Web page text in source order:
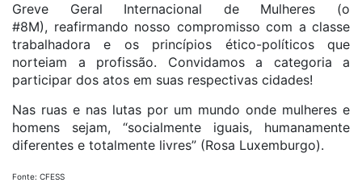
Greve Geral Internacional de Mulheres (o
#8M), reafirmando nosso compromisso com a classe
trabalhadora e os princípios ético-políticos que
norteiam a profissão. Convidamos a categoria a
participar dos atos em suas respectivas cidades!
Nas ruas e nas lutas por um mundo onde mulheres e
homens sejam, “socialmente iguais, humanamente
diferentes e totalmente livres” (Rosa Luxemburgo).
Fonte: CFESS